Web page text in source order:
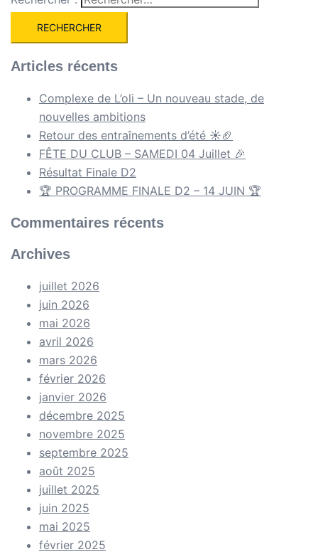
Articles récents
Complexe de L’oli – Un nouveau stade, de
nouvelles ambitions
Retour des entraînements d’été ☀️🏈
FÊTE DU CLUB – SAMEDI 04 Juillet 🎉
Résultat Finale D2
🏆 PROGRAMME FINALE D2 – 14 JUIN 🏆
Commentaires récents
Archives
juillet 2026
juin 2026
mai 2026
avril 2026
mars 2026
février 2026
janvier 2026
décembre 2025
novembre 2025
septembre 2025
août 2025
juillet 2025
juin 2025
mai 2025
février 2025